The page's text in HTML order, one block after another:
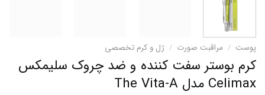
پوست / مراقبت صورت / ژل و کرم تخصصی
کرم بوستر سفت کننده و ضد چروک سلیمکس
Celimax مدل The Vita-A